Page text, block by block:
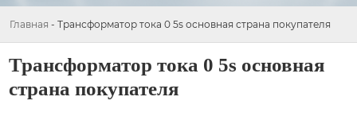
Главная - Трансформатор тока 0 5s основная страна покупателя
Трансформатор тока 0 5s основная
страна покупателя